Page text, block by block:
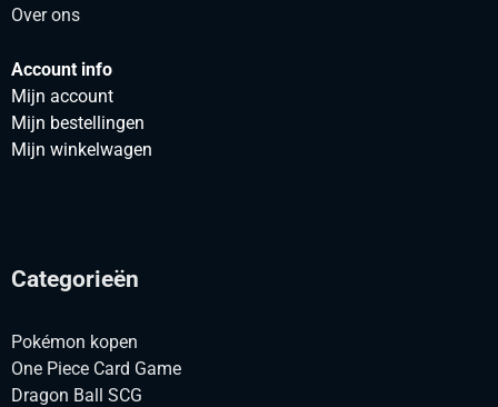
Over ons
Account info
Mijn account
Mijn bestellingen
Mijn winkelwagen
Categorieën
Pokémon kopen
One Piece Card Game
Dragon Ball SCG